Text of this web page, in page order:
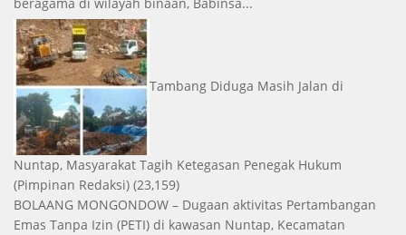
Tambang Diduga Masih Jalan di
Nuntap, Masyarakat Tagih Ketegasan Penegak Hukum
(Pimpinan Redaksi) (23,159)
BOLAANG MONGONDOW – Dugaan aktivitas Pertambangan
Emas Tanpa Izin (PETI) di kawasan Nuntap, Kecamatan